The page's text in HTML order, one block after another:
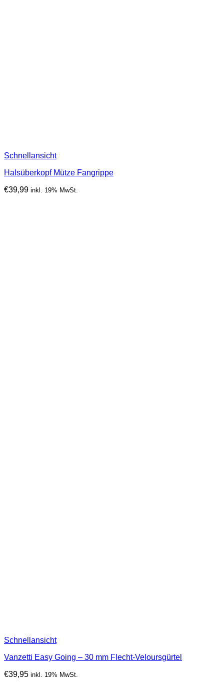
Schnellansicht
Halsüberkopf Mütze Fangrippe
€39,99 inkl. 19% MwSt.
Schnellansicht
Vanzetti Easy Going – 30 mm Flecht-Veloursgürtel
€39,95 inkl. 19% MwSt.